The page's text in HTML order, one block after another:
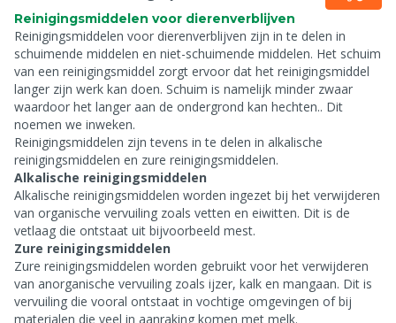
Reinigingsmiddelen voor dierenverblijven
Reinigingsmiddelen voor dierenverblijven zijn in te delen in
schuimende middelen en niet-schuimende middelen. Het schuim
van een reinigingsmiddel zorgt ervoor dat het reinigingsmiddel
langer zijn werk kan doen. Schuim is namelijk minder zwaar
waardoor het langer aan de ondergrond kan hechten.. Dit
noemen we inweken.
Reinigingsmiddelen zijn tevens in te delen in alkalische
reinigingsmiddelen en zure reinigingsmiddelen.
Alkalische reinigingsmiddelen
Alkalische reinigingsmiddelen worden ingezet bij het verwijderen
van organische vervuiling zoals vetten en eiwitten. Dit is de
vetlaag die ontstaat uit bijvoorbeeld mest.
Zure reinigingsmiddelen
Zure reinigingsmiddelen worden gebruikt voor het verwijderen
van anorganische vervuiling zoals ijzer, kalk en mangaan. Dit is
vervuiling die vooral ontstaat in vochtige omgevingen of bij
materialen die veel in aanraking komen met melk.